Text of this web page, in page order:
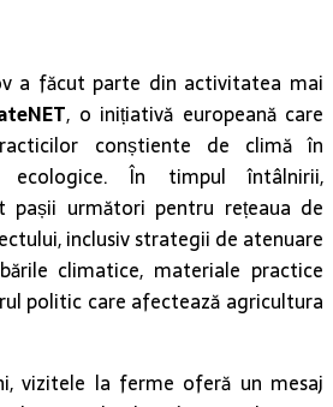
a făcut parte din activitatea mai
, o inițiativă europeană care
conștiente de climă în
ecologice. În timpul întâlnirii,
pașii următori pentru rețeaua de
inclusiv strategii de atenuare
climatice, materiale practice
politic care afectează agricultura
vizitele la ferme oferă un mesaj